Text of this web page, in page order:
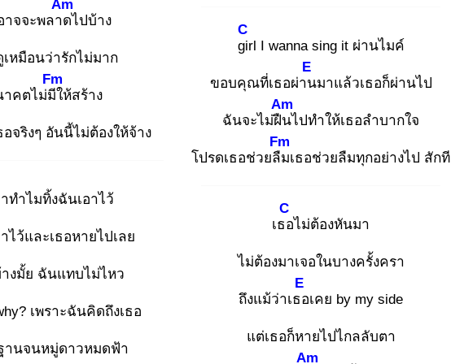
จจะพลาด
Am
ไปบ้าง
หมือนว่ารักไม่มาก
คตไม่มีใ
Fm
ห้สร้าง
จริงๆ อันนี้ไม่ต้องให้จ้าง
ทำไมทิ้งฉันเอาไว้
ไว้และเธอหายไปเลย
งมั้ย ฉันแทบไม่ไหว
เพราะฉันคิดถึงเธอ
านจนหมู่ดาวหมดฟ้า
gir
C
l I wanna sing it ผ่านไมค์
ขอบคุณที่เธอผ่าน
E
มาแล้วเธอก็ผ่านไป
ฉันจะไม่ฝืน
Am
ไปทำให้เธอลำบากใจ
โปรดเธอช่วยลืม
Fm
เธอช่วยลืมทุกอย่างไป สักที
เธอ
C
ไม่ต้องหันมา
ไม่ต้องมาเจอในบางครั้งครา
ถึงแม้ว่าเธอ
E
เคย by my side
แต่เธอก็หายไปไกลลับตา
Am